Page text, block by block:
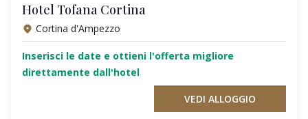
Hotel Tofana Cortina
Cortina d'Ampezzo
Inserisci le date e ottieni l'offerta migliore
direttamente dall'hotel
VEDI ALLOGGIO